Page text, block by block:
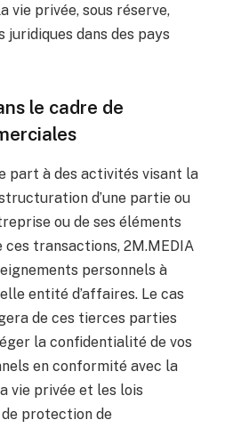
vie privée, sous réserve,
juridiques dans des pays
le cadre de
part à des activités visant la
d’une partie ou
ou de ses éléments
ces transactions, 2M.MEDIA
personnels à
entité d’affaires. Le cas
de ces tierces parties
la confidentialité de vos
en conformité avec la
vie privée et les lois
protection de